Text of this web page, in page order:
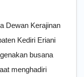
Dewan Kerajinan
Kediri Eriani
busana
menghadiri